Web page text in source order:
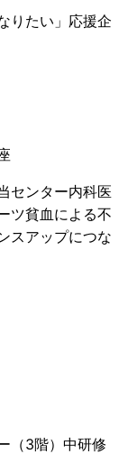
りたい」応援企
センター内科医
ツ貧血による不
スアップにつな
（3階）中研修